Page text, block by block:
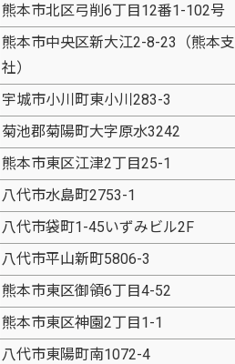
熊本市北区弓削6丁目12番1-102号
熊本市中央区新大江2-8-23（熊本支
社）
宇城市小川町東小川283-3
菊池郡菊陽町大字原水3242
熊本市東区江津2丁目25-1
八代市水島町2753-1
八代市袋町1-45いずみビル2F
八代市平山新町5806-3
熊本市東区御領6丁目4-52
熊本市東区神園2丁目1-1
八代市東陽町南1072-4